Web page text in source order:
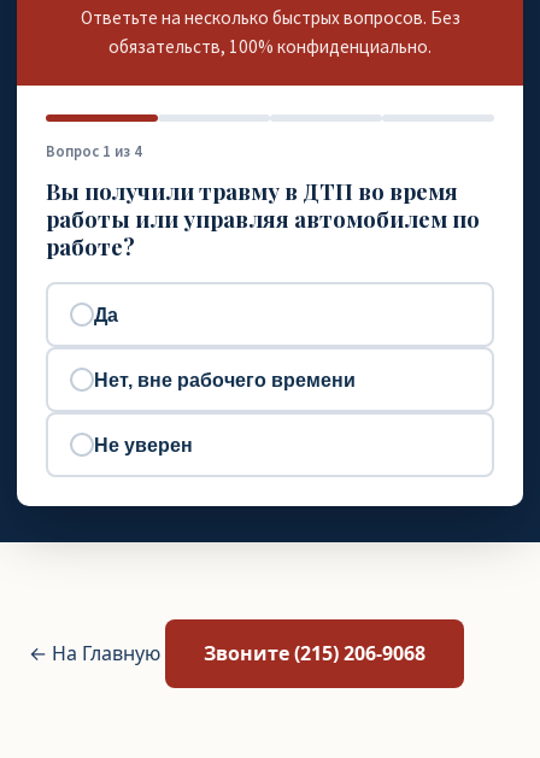
Ответьте на несколько быстрых вопросов. Без
обязательств, 100% конфиденциально.
Вопрос 1 из 4
Вы получили травму в ДТП во время
работы или управляя автомобилем по
работе?
Да
Нет, вне рабочего времени
Не уверен
← На Главную Звоните (215) 206-9068